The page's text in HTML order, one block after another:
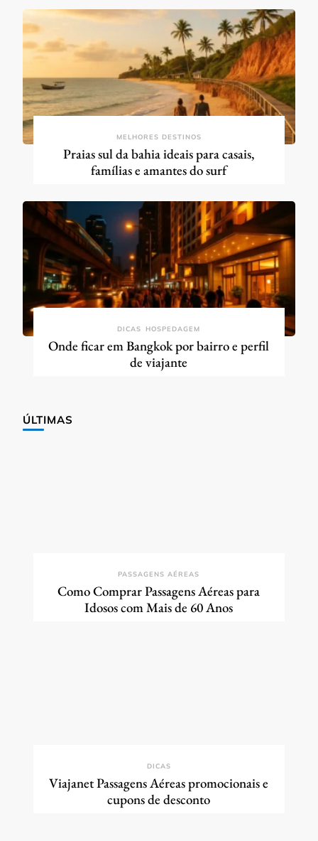
MELHORES DESTINOS
Praias sul da bahia ideais para casais,
famílias e amantes do surf
DICAS HOSPEDAGEM
Onde ficar em Bangkok por bairro e perfil
de viajante
ÚLTIMAS
PASSAGENS AÉREAS
Como Comprar Passagens Aéreas para
Idosos com Mais de 60 Anos
DICAS
Viajanet Passagens Aéreas promocionais e
cupons de desconto